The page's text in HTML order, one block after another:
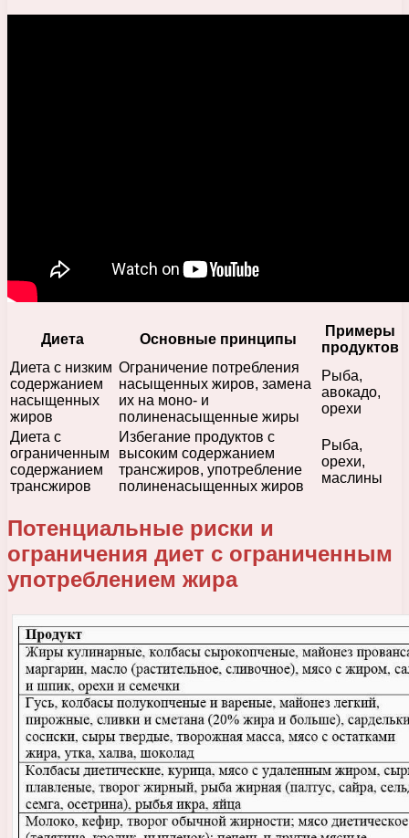
Диета Основные принципы
Примеры
продуктов
Диета с низким
содержанием
насыщенных
жиров
Ограничение потребления
насыщенных жиров, замена
их на моно- и
полиненасыщенные жиры
Рыба,
авокадо,
орехи
Диета с
ограниченным
содержанием
трансжиров
Избегание продуктов с
высоким содержанием
трансжиров, употребление
полиненасыщенных жиров
Рыба,
орехи,
маслины
Потенциальные риски и
ограничения диет с ограниченным
употреблением жира